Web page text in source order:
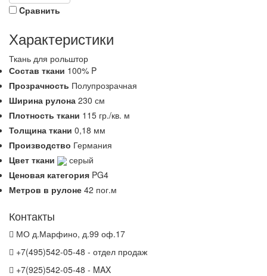
Cравнить
Характеристики
Ткань для рольштор
Состав ткани 100% P
Прозрачность Полупрозрачная
Ширина рулона 230 см
Плотность ткани 115 гр./кв. м
Толщина ткани 0,18 мм
Производство Германия
Цвет ткани
серый
Ценовая категория PG4
Метров в рулоне 42 пог.м
Контакты
МО д.Марфино, д.99 оф.17
+7(495)542-05-48 - отдел продаж
+7(925)542-05-48 - MAX